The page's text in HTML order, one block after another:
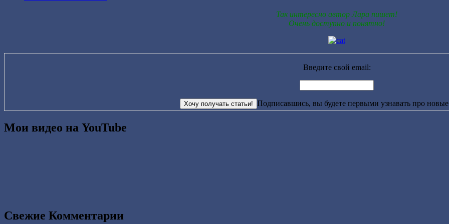
Так интересно автор Лара пишет!
Очень доступно и понятно!
Введите свой email:
Подписавшись, вы будете первыми узнавать про новые
Мои видео на YouTube
Свежие Комментарии